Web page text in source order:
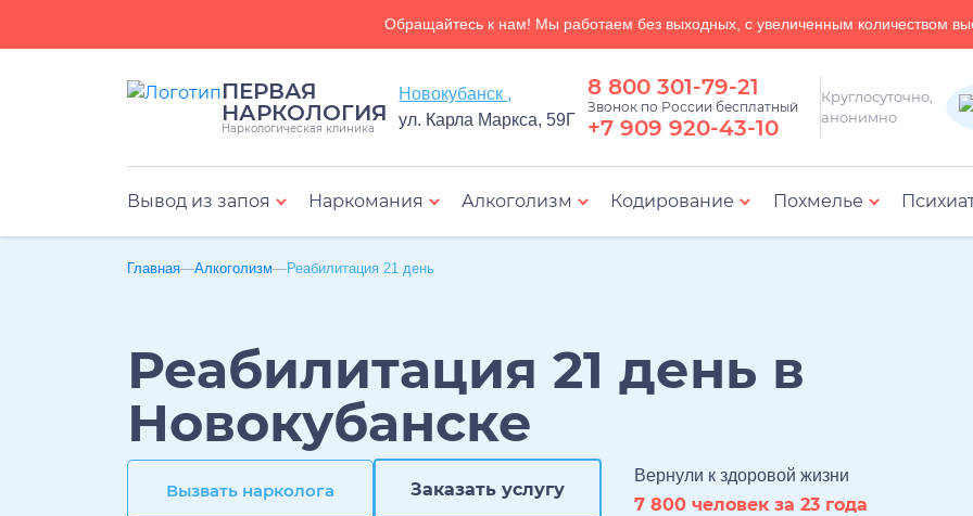
Обращайтесь к нам! Мы работаем без выходных, с увеличенным количеством
ПЕРВАЯ
НАРКОЛОГИЯ
Наркологическая клиника
Новокубанск ,
ул. Карла Маркса, 59Г
8 800 301-79-21
Звонок по России бесплатный
+7 909 920-43-10
Круглосуточно,
анонимно
Вывод из запоя Наркомания Алкоголизм Кодирование Похмелье
Главная Алкоголизм Реабилитация 21 день
Реабилитация 21 день в
Новокубанске
Вызвать нарколога
Вызвать нарколога Заказать услугу
Вернули к здоровой жизни
7 800 человек за 23 года